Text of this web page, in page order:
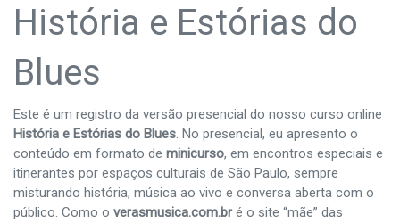
História e Estórias do
Blues
Este é um registro da versão presencial do nosso curso online
História e Estórias do Blues. No presencial, eu apresento o
conteúdo em formato de minicurso, em encontros especiais e
itinerantes por espaços culturais de São Paulo, sempre
misturando história, música ao vivo e conversa aberta com o
público. Como o verasmusica.com.bré o site “mãe” das